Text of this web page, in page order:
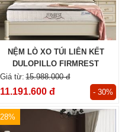
NỆM LÒ XO TÚI LIÊN KẾT
DULOPILLO FIRMREST
SUPREME
15.988.000 đ
11.191.600 đ - 30%
28%